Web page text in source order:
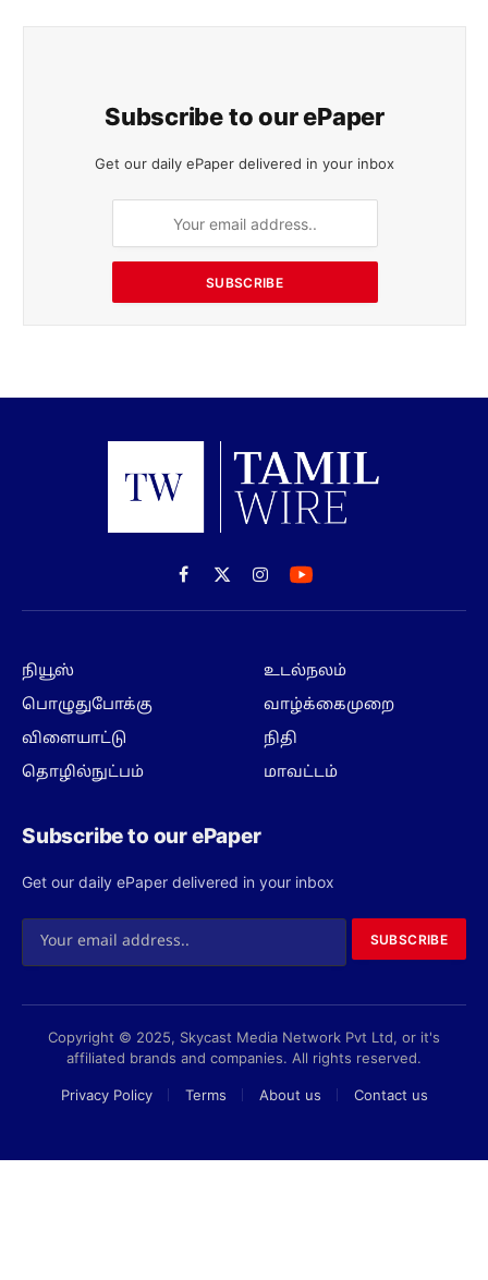
Subscribe to our ePaper
Get our daily ePaper delivered in your inbox
SUBSCRIBE
Facebook
X
(Twitter)
Instagram
நியூஸ்
பொழுதுபோக்கு
விளையாட்டு
தொழில்நுட்பம்
உடல்நலம்
வாழ்க்கைமுறை
நிதி
மாவட்டம்
Subscribe to our ePaper
Get our daily ePaper delivered in your inbox
SUBSCRIBE
Copyright © 2025, Skycast Media Network Pvt Ltd, or it's
affiliated brands and companies. All rights reserved.
Privacy Policy Terms About us Contact us